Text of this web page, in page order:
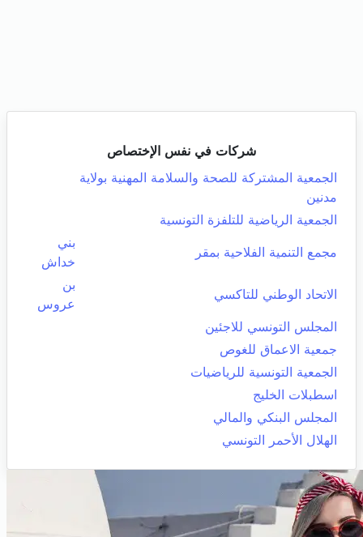
شركات في نفس الإختصاص
الجمعية المشتركة للصحة والسلامة المهنية بولاية
مدنين
الجمعية الرياضية للتلفزة التونسية
مجمع التنمية الفلاحية بمقر
بني
خداش
الاتحاد الوطني للتاكسي
بن
عروس
المجلس التونسي للاجئين
جمعية الاعماق للغوص
الجمعية التونسية للرياضيات
اسطبلات الخليج
المجلس البنكي والمالي
الهلال الأحمر التونسي